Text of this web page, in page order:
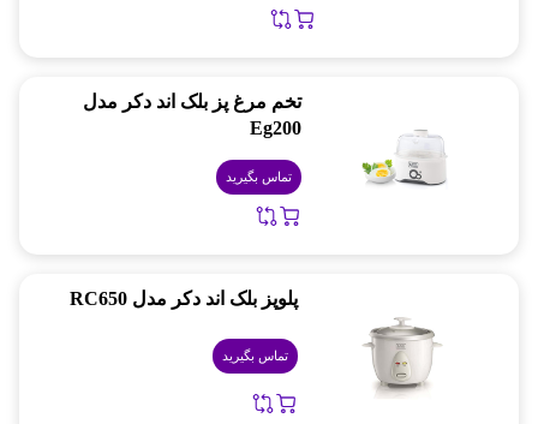
تخم مرغ پز بلک اند دکر مدل
Eg200
تماس بگیرید
پلوپز بلک اند دکر مدل RC650
تماس بگیرید